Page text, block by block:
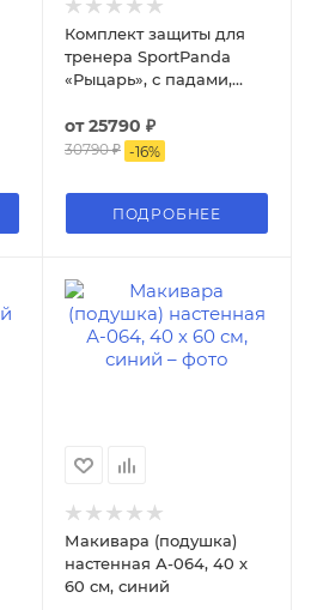
Комплект защиты для
тренера SportPanda
«Рыцарь», с падами,
от25790 ₽
30790 ₽ -16%
ПОДРОБНЕЕ
Макивара (подушка)
настенная А-064, 40 х
60 см, синий